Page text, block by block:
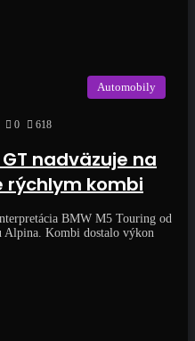
Automobily
0 618
nadväzuje na
rýchlym kombi
BMW M5 Touring od
Alpina. Kombi dostalo výkon